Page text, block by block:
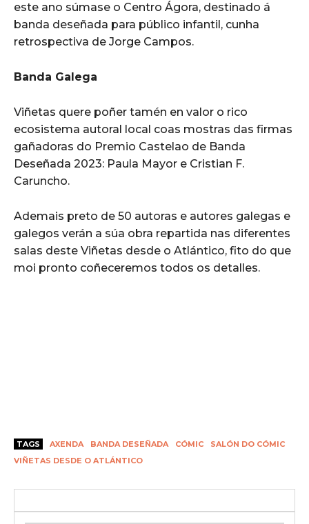
este ano súmase o Centro Ágora, destinado á
banda deseñada para público infantil, cunha
retrospectiva de Jorge Campos.
Banda Galega
Viñetas quere poñer tamén en valor o rico
ecosistema autoral local coas mostras das firmas
gañadoras do Premio Castelao de Banda
Deseñada 2023: Paula Mayor e Cristian F.
Caruncho.
Ademais preto de 50 autoras e autores galegas e
galegos verán a súa obra repartida nas diferentes
salas deste Viñetas desde o Atlántico, fito do que
moi pronto coñeceremos todos os detalles.
TAGS AXENDA BANDA DESEÑADA CÓMIC
SALÓN DO CÓMIC
VIÑETAS DESDE O ATLÁNTICO